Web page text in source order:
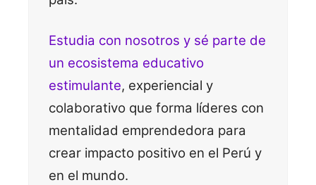
Estudia con nosotros y sé parte de
un ecosistema educativo
estimulante, experiencial y
colaborativo que forma líderes con
mentalidad emprendedora para
crear impacto positivo en el Perú y
en el mundo.